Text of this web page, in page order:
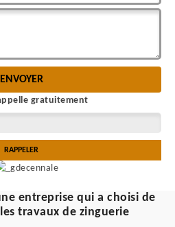
gratuitement
entreprise qui a choisi de
travaux de zinguerie